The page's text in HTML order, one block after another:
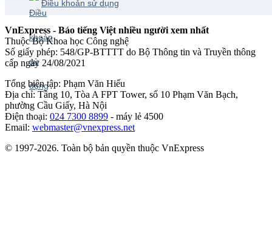
Điều khoản sử dụng
VnExpress - Báo tiếng Việt nhiều người xem nhất
Thuộc Bộ Khoa học Công nghệ
Số giấy phép: 548/GP-BTTTT do Bộ Thông tin và Truyền thông
cấp ngày 24/08/2021
Tổng biên tập: Phạm Văn Hiếu
Địa chỉ: Tầng 10, Tòa A FPT Tower, số 10 Phạm Văn Bạch,
phường Cầu Giấy, Hà Nội
Điện thoại: 024 7300 8899 - máy lẻ 4500
Email: webmaster@vnexpress.net
© 1997-2026. Toàn bộ bản quyền thuộc VnExpress